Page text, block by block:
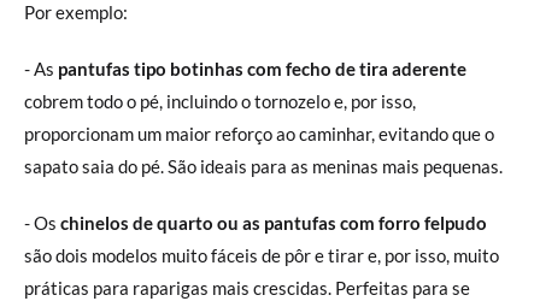
Por exemplo:
- As pantufas tipo botinhas com fecho de tira aderente
cobrem todo o pé, incluindo o tornozelo e, por isso,
proporcionam um maior reforço ao caminhar, evitando que o
sapato saia do pé. São ideais para as meninas mais pequenas.
- Os chinelos de quarto ou as pantufas com forro felpudo
são dois modelos muito fáceis de pôr e tirar e, por isso, muito
práticas para raparigas mais crescidas. Perfeitas para se